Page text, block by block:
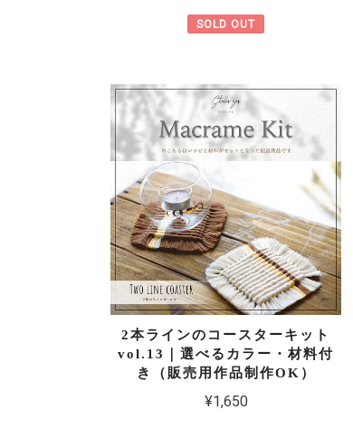
SOLD OUT
2本ラインのコースターキット
vol.13｜選べるカラー・材料付
き（販売用作品制作OK）
¥1,650